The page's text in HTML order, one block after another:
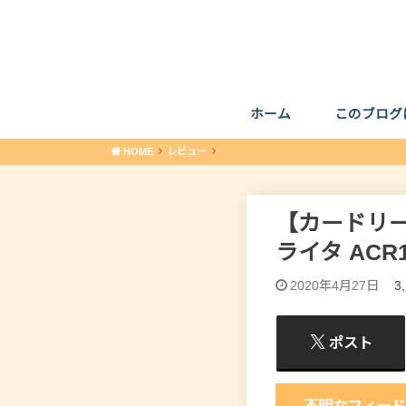
ホーム このブロ
HOME レビュー
【カードリ
ライタ
2020年4月27日
ポスト